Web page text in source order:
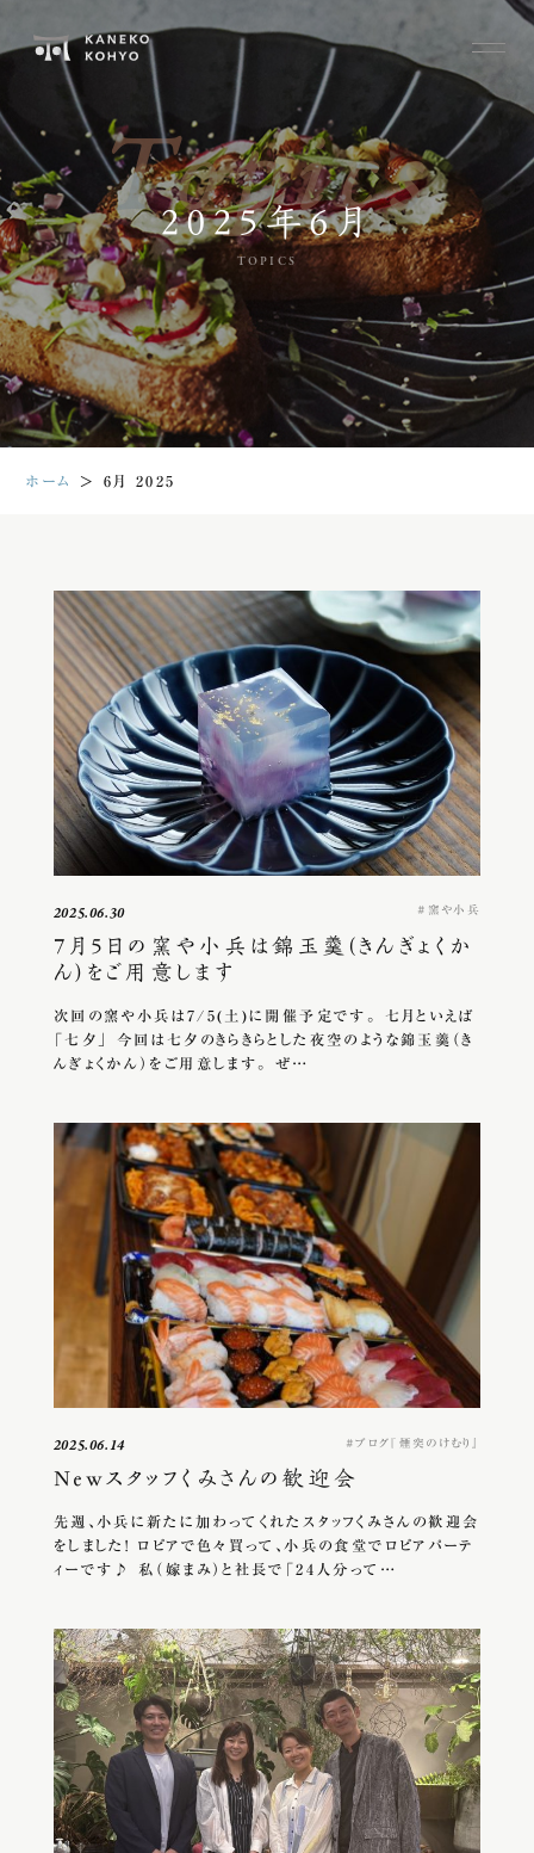
Topics
2025年6月
TOPICS
ホーム ＞ 6月 2025
2025.06.30 窯や小兵
7月5日の窯や小兵は錦玉羹(きんぎょくか
ん)をご用意します
次回の窯や小兵は7/5(土)に開催予定です。 七月といえば
「七夕」 今回は七夕のきらきらとした夜空のような錦玉羹（き
んぎょくかん）をご用意します。 ぜ…
2025.06.14 ブログ『煙突のけむり』
Newスタッフくみさんの歓迎会
先週、小兵に新たに加わってくれたスタッフくみさんの歓迎会
をしました！ ロピアで色々買って、小兵の食堂でロピアパーテ
ィーです♪ 私（嫁まみ）と社長で「24人分って…